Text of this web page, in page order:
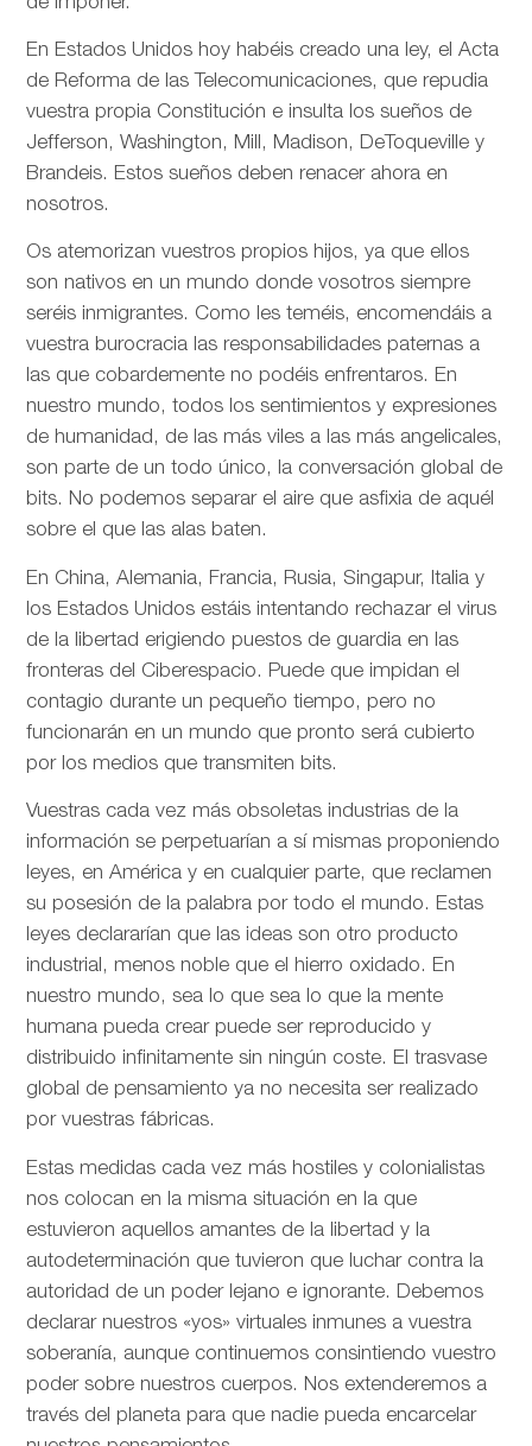
En Estados Unidos hoy habéis creado una ley, el Acta
de Reforma de las Telecomunicaciones, que repudia
vuestra propia Constitución e insulta los sueños de
Jefferson, Washington, Mill, Madison, DeToqueville y
Brandeis. Estos sueños deben renacer ahora en
nosotros.
Os atemorizan vuestros propios hijos, ya que ellos
son nativos en un mundo donde vosotros siempre
seréis inmigrantes. Como les teméis, encomendáis a
vuestra burocracia las responsabilidades paternas a
las que cobardemente no podéis enfrentaros. En
nuestro mundo, todos los sentimientos y expresiones
de humanidad, de las más viles a las más angelicales,
son parte de un todo único, la conversación global de
bits. No podemos separar el aire que asfixia de aquél
sobre el que las alas baten.
En China, Alemania, Francia, Rusia, Singapur, Italia y
los Estados Unidos estáis intentando rechazar el virus
de la libertad erigiendo puestos de guardia en las
fronteras del Ciberespacio. Puede que impidan el
contagio durante un pequeño tiempo, pero no
funcionarán en un mundo que pronto será cubierto
por los medios que transmiten bits.
Vuestras cada vez más obsoletas industrias de la
información se perpetuarían a sí mismas proponiendo
leyes, en América y en cualquier parte, que reclamen
su posesión de la palabra por todo el mundo. Estas
leyes declararían que las ideas son otro producto
industrial, menos noble que el hierro oxidado. En
nuestro mundo, sea lo que sea lo que la mente
humana pueda crear puede ser reproducido y
distribuido infinitamente sin ningún coste. El trasvase
global de pensamiento ya no necesita ser realizado
por vuestras fábricas.
Estas medidas cada vez más hostiles y colonialistas
nos colocan en la misma situación en la que
estuvieron aquellos amantes de la libertad y la
autodeterminación que tuvieron que luchar contra la
autoridad de un poder lejano e ignorante. Debemos
declarar nuestros «yos» virtuales inmunes a vuestra
soberanía, aunque continuemos consintiendo vuestro
poder sobre nuestros cuerpos. Nos extenderemos a
través del planeta para que nadie pueda encarcelar